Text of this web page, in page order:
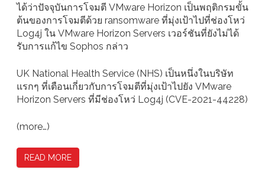
ได้ว่าปัจจุบันการโจมตี VMware Horizon เป็นพฤติกรมขั้น
ต้นของการโจมตีด้วย ransomware ที่มุ่งเป้าไปที่ช่องโหว่
Log4j ใน VMware Horizon Servers เวอร์ชันที่ยังไม่ได้
รับการแก้ไข Sophos กล่าว
UK National Health Service (NHS) เป็นหนึ่งในบริษัท
แรกๆ ที่เตือนเกี่ยวกับการโจมตีที่มุ่งเป้าไปยัง VMware
Horizon Servers ที่มีช่องโหว่ Log4j (CVE-2021-44228)
(more…)
READ MORE